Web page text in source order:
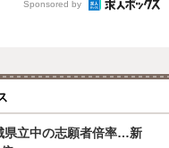
Sponsored by
県立中の志願者倍率…新